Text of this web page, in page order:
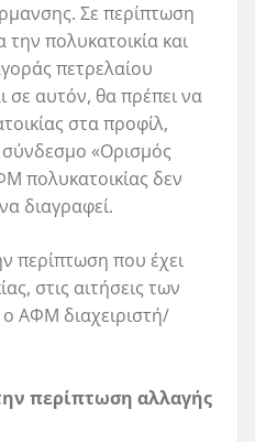
Σε περίπτωση
πολυκατοικία και
πετρελαίου
σε αυτόν, θα πρέπει να
στα προφίλ,
σύνδεσμο «Ορισμός
πολυκατοικίας δεν
διαγραφεί.
περίπτωση που έχει
στις αιτήσεις των
ΑΦΜ διαχειριστή/
περίπτωση αλλαγής